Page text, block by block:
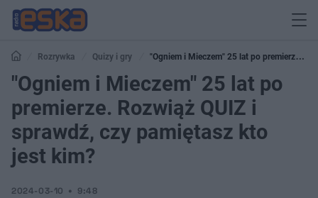
Rozrywka Quizy i gry
"Ogniem i Mieczem" 25 lat po premierze.
Rozwiąż QUIZ i sprawdź, czy pamiętasz kto jest kim?
"Ogniem i Mieczem" 25 lat po
premierze. Rozwiąż QUIZ i
sprawdź, czy pamiętasz kto
jest kim?
2024-03-10 9:48